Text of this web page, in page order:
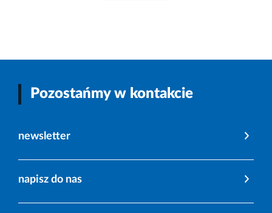
Pozostańmy w kontakcie
newsletter
napisz do nas